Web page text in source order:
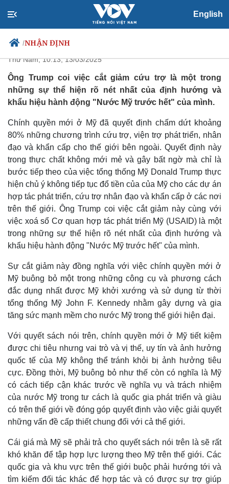
English
/NHẬN ĐỊNH
Chính trị
Tổ chức nhân sự
Quốc hội
Nhận diện sự thật
Xã hội
Dự báo thời tiết
Giáo dục
Dấu ấn VOV
Việc làm
Biển đảo
Thế giới
Quan sát
Cuộc sống đó đây
Hồ sơ
Multimedia
Video
Ảnh
E-Magazine
Infographic
Khởi nghiệp
Thị trường
Tiêu dùng
Tỷ giá
Chứng khoán
Giá cà phê
Cái giá của buông bỏ
Thứ Năm, 10:13, 13/03/2025
Ông Trump coi việc cắt giảm cứu trợ là một trong
những sự thể hiện rõ nét nhất của định hướng và
khẩu hiệu hành động "Nước Mỹ trước hết" của mình.
Chính quyền mới ở Mỹ đã quyết định chấm dứt khoảng
80% những chương trình cứu trợ, viện trợ phát triển, nhân
đạo và khẩn cấp cho thế giới bên ngoài. Quyết định này
trong thực chất không mới mẻ và gây bất ngờ mà chỉ là
bước tiếp theo của việc tổng thống Mỹ Donald Trump thực
hiện chủ ý không tiếp tục đổ tiền của của Mỹ cho các dự án
hợp tác phát triển, cứu trợ nhân đạo và khẩn cấp ở các nơi
trên thế giới. Ông Trump coi việc cắt giảm này cùng với
việc xoá sổ Cơ quan hợp tác phát triển Mỹ (USAID) là một
trong những sự thể hiện rõ nét nhất của định hướng và
khẩu hiệu hành động "Nước Mỹ trước hết" của mình.
Sự cắt giảm này đồng nghĩa với việc chính quyền mới ở
Mỹ buông bỏ một trong những công cụ và phương cách
đắc dụng nhất được Mỹ khởi xướng và sử dụng từ thời
tổng thống Mỹ John F. Kennedy nhằm gây dựng và gia
tăng sức mạnh mềm cho nước Mỹ trong thế giới hiện đại.
Với quyết sách nói trên, chính quyền mới ở Mỹ tiết kiệm
được chi tiêu nhưng vai trò và vị thế, uy tín và ảnh hưởng
quốc tế của Mỹ không thể tránh khỏi bị ảnh hưởng tiêu
cực. Đồng thời, Mỹ buông bỏ như thế còn có nghĩa là Mỹ
có cách tiếp cận khác trước về nghĩa vụ và trách nhiệm
của nước Mỹ trong tư cách là quốc gia phát triển và giàu
có trên thế giới về đóng góp quyết định vào việc giải quyết
những vấn đề cấp thiết chung đối với cả thế giới.
Cái giá mà Mỹ sẽ phải trả cho quyết sách nói trên là sẽ rất
khó khăn để tập hợp lực lượng theo Mỹ trên thế giới. Các
quốc gia và khu vực trên thế giới buộc phải hướng tới và
tìm kiếm đối tác khác để hợp tác và có được sự trợ giúp